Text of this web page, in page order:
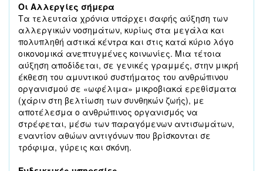
Οι Αλλεργίες σήμερα
Τα τελευταία χρόνια υπάρχει σαφής αύξηση των
αλλεργικών νοσημάτων, κυρίως στα μεγάλα και
πολυπληθή αστικά κέντρα και στις κατά κύριο λόγο
οικονομικά ανεπτυγμένες κοινωνίες. Μια τέτοια
αύξηση αποδίδεται, σε γενικές γραμμές, στην μικρή
έκθεση του αμυντικού συστήματος του ανθρώπινου
οργανισμού σε «ωφέλιμα» μικροβιακά ερεθίσματα
(χάριν στη βελτίωση των συνθηκών ζωής), με
αποτέλεσμα ο ανθρώπινος οργανισμός να
στρέφεται, μέσω των παραγόμενων αντισωμάτων,
εναντίον αθώων αντιγόνων που βρίσκονται σε
τρόφιμα, γύρεις και σκόνη.